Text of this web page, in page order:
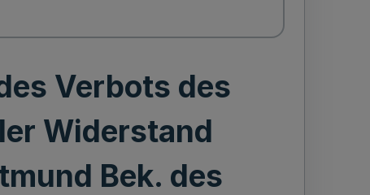
Verbots des
Widerstand
Bek. des